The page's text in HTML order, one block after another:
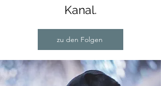
Kanal.
zu den Folgen